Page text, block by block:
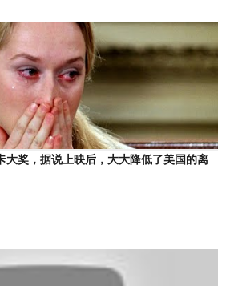
大奖，据说上映后，大大降低了美国的离